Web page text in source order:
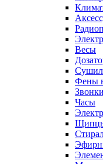
Весы
Фены
Часы